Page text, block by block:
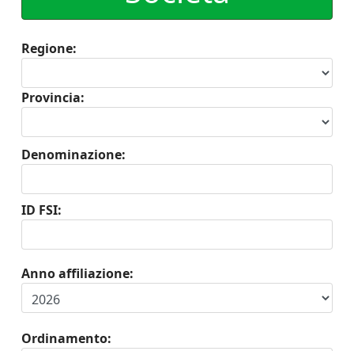
Regione:
Provincia:
Denominazione:
ID FSI:
Anno affiliazione:
Ordinamento: